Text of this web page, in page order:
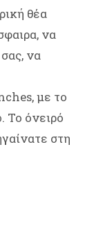
θέα
να
να
με το
Το όνειρό
στη